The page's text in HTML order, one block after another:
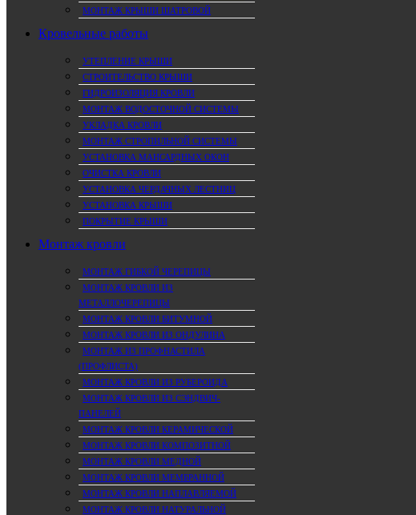
МОНТАЖ КРЫШИ ШАТРОВОЙ
Кровельные работы
УТЕПЛЕНИЕ КРЫШИ
СТРОИТЕЛЬСТВО КРЫШИ
ГИДРОИЗОЛЯЦИЯ КРОВЛИ
МОНТАЖ ВОДОСТОЧНОЙ СИСТЕМЫ
УКЛАДКА КРОВЛИ
МОНТАЖ СТРОПИЛЬНОЙ СИСТЕМЫ
УСТАНОВКА МАНСАРДНЫХ ОКОН
ОЧИСТКА КРОВЛИ
УСТАНОВКА ЧЕРДАЧНЫХ ЛЕСТНИЦ
УСТАНОВКА КРЫШИ
ПОКРЫТИЕ КРЫШИ
Монтаж кровли
МОНТАЖ ГИБКОЙ ЧЕРЕПИЦЫ
МОНТАЖ КРОВЛИ ИЗ
МЕТАЛЛОЧЕРЕПИЦЫ
МОНТАЖ КРОВЛИ БИТУМНОЙ
МОНТАЖ КРОВЛИ ИЗ ОНДУЛИНА
МОНТАЖ ИЗ ПРОФНАСТИЛА
(ПРОФЛИСТА)
МОНТАЖ КРОВЛИ ИЗ РУБЕРОИДА
МОНТАЖ КРОВЛИ ИЗ СЭНДВИЧ-
ПАНЕЛЕЙ
МОНТАЖ КРОВЛИ КЕРАМИЧЕСКОЙ
МОНТАЖ КРОВЛИ КОМПОЗИТНОЙ
МОНТАЖ КРОВЛИ МЕДНОЙ
МОНТАЖ КРОВЛИ МЕМБРАННОЙ
МОНТАЖ КРОВЛИ НАПЛАВЛЯЕМОЙ
МОНТАЖ КРОВЛИ НАТУРАЛЬНОЙ